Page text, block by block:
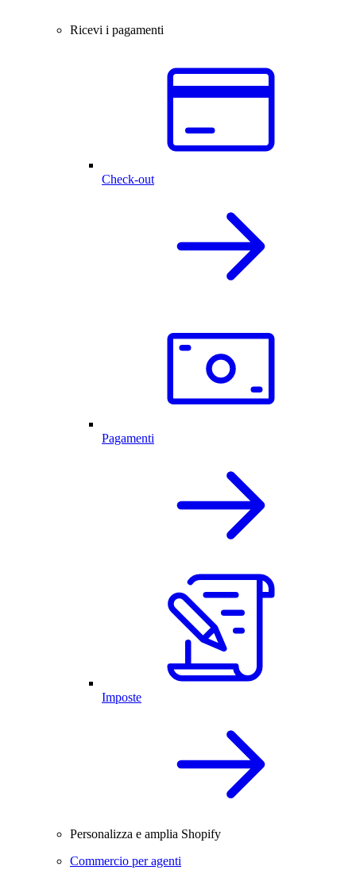
Ricevi i pagamenti
Check-out
Pagamenti
Imposte
Personalizza e amplia Shopify
Commercio per agenti